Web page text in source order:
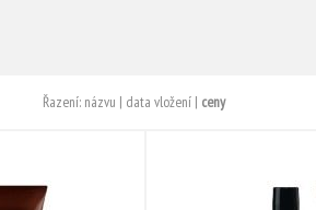
Řazení: názvu | data vložení| ceny